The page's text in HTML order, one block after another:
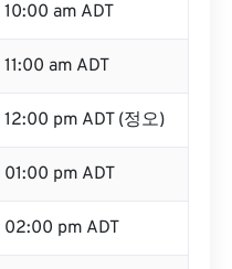
10:00 am ADT
11:00 am ADT
12:00 pm ADT (정오)
01:00 pm ADT
02:00 pm ADT